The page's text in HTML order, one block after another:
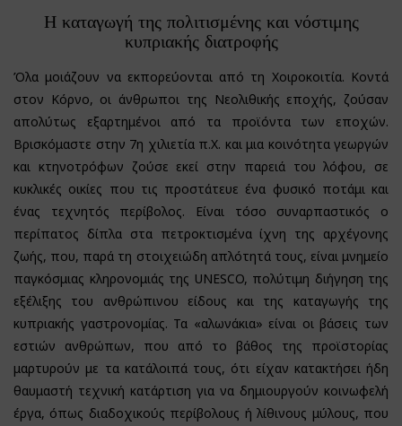
Η καταγωγή της πολιτισμένης και νόστιμης
κυπριακής διατροφής
Όλα μοιάζουν να εκπορεύονται από τη Χοιροκοιτία. Κοντά
στον Κόρνο, οι άνθρωποι της Νεολιθικής εποχής, ζούσαν
απολύτως εξαρτημένοι από τα προϊόντα των εποχών.
Βρισκόμαστε στην 7η χιλιετία π.Χ. και μια κοινότητα γεωργών
και κτηνοτρόφων ζούσε εκεί στην παρειά του λόφου, σε
κυκλικές οικίες που τις προστάτευε ένα φυσικό ποτάμι και
ένας τεχνητός περίβολος. Είναι τόσο συναρπαστικός ο
περίπατος δίπλα στα πετροκτισμένα ίχνη της αρχέγονης
ζωής, που, παρά τη στοιχειώδη απλότητά τους, είναι μνημείο
παγκόσμιας κληρονομιάς της UNESCO, πολύτιμη διήγηση της
εξέλιξης του ανθρώπινου είδους και της καταγωγής της
κυπριακής γαστρονομίας. Τα «αλωνάκια» είναι οι βάσεις των
εστιών ανθρώπων, που από το βάθος της προϊστορίας
μαρτυρούν με τα κατάλοιπά τους, ότι είχαν κατακτήσει ήδη
θαυμαστή τεχνική κατάρτιση για να δημιουργούν κοινωφελή
έργα, όπως διαδοχικούς περίβολους ή λίθινους μύλους, που